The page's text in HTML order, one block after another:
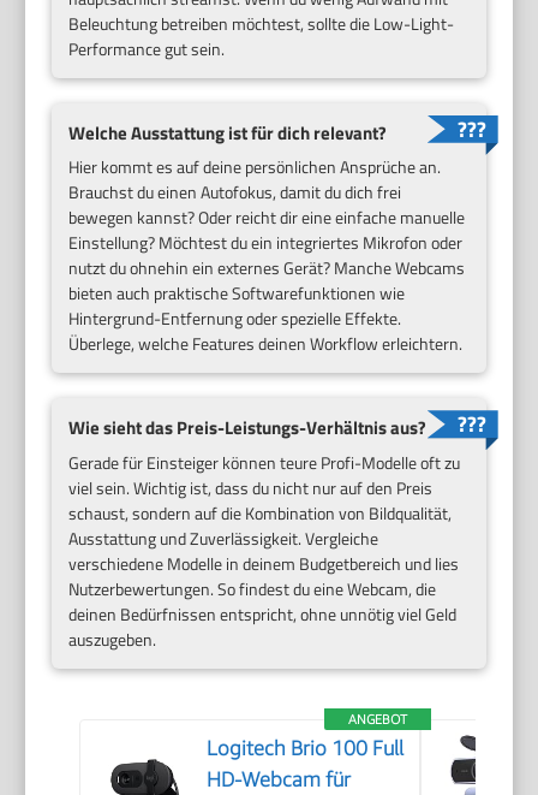
Beleuchtung betreiben möchtest, sollte die Low-Light-
Performance gut sein.
Welche Ausstattung ist für dich relevant?
Hier kommt es auf deine persönlichen Ansprüche an.
Brauchst du einen Autofokus, damit du dich frei
bewegen kannst? Oder reicht dir eine einfache manuelle
Einstellung? Möchtest du ein integriertes Mikrofon oder
nutzt du ohnehin ein externes Gerät? Manche Webcams
bieten auch praktische Softwarefunktionen wie
Hintergrund-Entfernung oder spezielle Effekte.
Überlege, welche Features deinen Workflow erleichtern.
Wie sieht das Preis-Leistungs-Verhältnis aus?
Gerade für Einsteiger können teure Profi-Modelle oft zu
viel sein. Wichtig ist, dass du nicht nur auf den Preis
schaust, sondern auf die Kombination von Bildqualität,
Ausstattung und Zuverlässigkeit. Vergleiche
verschiedene Modelle in deinem Budgetbereich und lies
Nutzerbewertungen. So findest du eine Webcam, die
deinen Bedürfnissen entspricht, ohne unnötig viel Geld
auszugeben.
ANGEBOT
Logitech Brio 100 Full
HD-Webcam für